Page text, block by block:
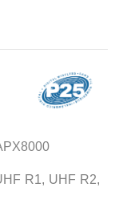
R1, UHF R2,